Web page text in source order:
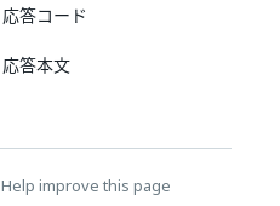
応答コード
応答本文
Help improve this page